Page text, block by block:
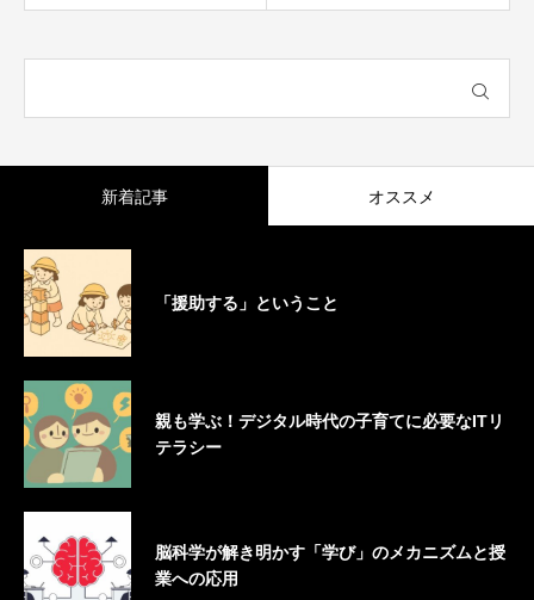
新着記事 オススメ
「援助する」ということ
親も学ぶ！デジタル時代の子育てに必要なITリ
テラシー
脳科学が解き明かす「学び」のメカニズムと授
業への応用